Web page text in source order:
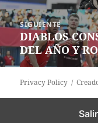
SIGUIENTE
Siguiente
entrada:
DIABLOS
DEL AÑO Y
Privacy Policy